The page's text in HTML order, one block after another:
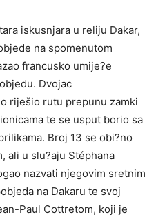
iskusnjara u reliju Dakar,
na spomenutom
francusko umije?e
Dvojac
riješio rutu prepunu zamki
te se usput borio sa
Broj 13 se obi?no
ali u slu?aju Stéphana
nazvati njegovim sretnim
na Dakaru te svoj
Paul Cottretom, koji je